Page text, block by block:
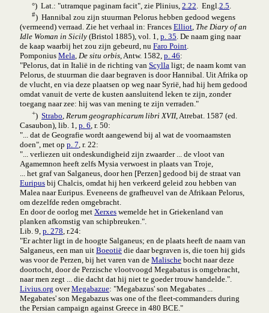
°) Lat.: "utramque paginam facit", zie Plinius, 2.22 . Engl. 2.5
#) Hannibal zou zijn stuurman Pelorus hebben gedood wegens
(vermeend) verraad. Zie het verhaal in: Frances Elliot, The Diary of an
Idle Woman in Sicily (Bristol 1885), vol. 1, p. 35. De naam ging naar
de kaap waarbij het zou zijn gebeurd, nu Faro Point.
Pomponius Mela, De situ orbis, Antw. 1582, p. 46:
"Pelorus, dat in Italië in de richting van Scylla ligt; de naam komt van
Pelorus, de stuurman die daar begraven is door Hannibal. Uit Afrika op
de vlucht, en via deze plaatsen op weg naar Syrië, had hij hem gedood
omdat vanuit de verte de kusten aansluitend leken te zijn, zonder
toegang naar zee: hij was van mening te zijn verraden."
+) Strabo Rerum geographicarum libri XVII, Atrebat. 1587 (ed.
Casaubon), lib. 1, p. 6 , r. 50:
"... dat de Geografie wordt aangewend bij al wat de voornaamsten
doen", met op p. 7 , r. 22:
"... verliezen uit ondeskundigheid zijn zwaarder ... de vloot van
Agamemnon heeft zelfs Mysia verwoest in plaats van Troje,
... het graf van Salganeus, door hen [Perzen] gedood bij de straat van
Euripus bij Chalcis, omdat hij hen verkeerd geleid zou hebben van
Malea naar Euripus. Eveneens de grafheuvel van de Afrikaan Pelorus,
om dezelfde reden omgebracht.
En door de oorlog met Xerxes wemelde het in Griekenland van
planken afkomstig van schipbreuken.".
Lib. 9, p. 278 , r.24:
"Er achter ligt in de hoogte Salganeus; en de plaats heeft de naam van
Salganeus, een man uit Boeotië die daar begraven is, die toen hij gids
was voor de Perzen, bij het varen van de Malische bocht naar deze
doortocht, door de Perzische vlootvoogd Megabatus is omgebracht,
naar men zegt ... die dacht dat hij niet te goeder trouw handelde.".
Livius.org overMegabazue: "Megabazus' son Megabates ...
Megabates' son Megabazus was one of the fleet-commanders during
the Persian campaign against Greece in 480 BCE."